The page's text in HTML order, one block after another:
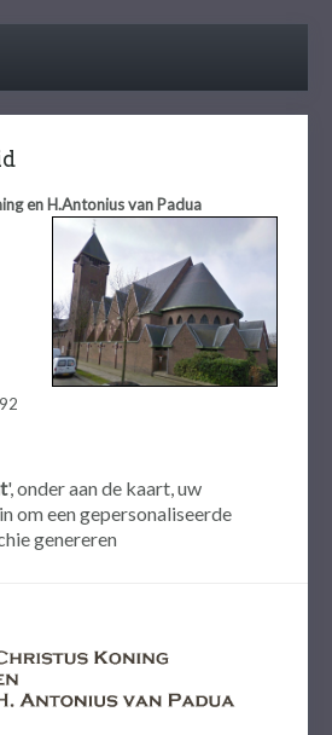
en H.Antonius van Padua
', onder aan de kaart, uw
om een gepersonaliseerde
genereren